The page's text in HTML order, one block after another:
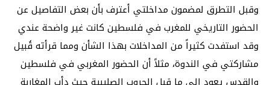
وقبل التطرق لمضمون مداخلتي أعترف بأن بعض التفاصيل عن
الحضور التاريخي للمغرب في فلسطين كانت غير واضحة عندي
وقد استفدت كثيراً من المداخلات بهذا الشأن ومما قرأته قُبيل
مشاركتي في الندوة، مثلاً أن الحضور المغربي في فلسطين